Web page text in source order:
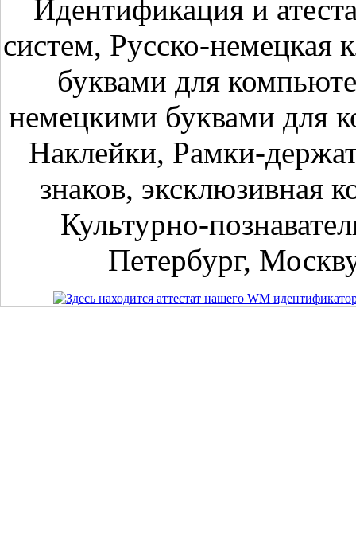
Идентификация и
систем, Русско-немецкая
буквами для
немецкими буквами для
Наклейки, Рамки-
знаков, эксклюзивная
Культурно-
Петербург,